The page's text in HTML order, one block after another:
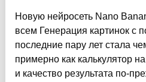
Новую нейросеть Nano
всем Генерация картинок с
последние пару лет стала
примерно как калькулятор
и качество результата по-